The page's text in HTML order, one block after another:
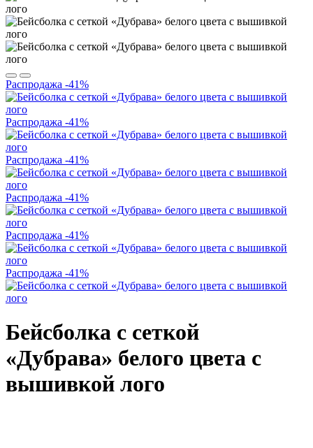
Распродажа -41%
Распродажа -41%
Распродажа -41%
Распродажа -41%
Распродажа -41%
Распродажа -41%
Бейсболка с сеткой
«Дубрава» белого цвета с
вышивкой лого